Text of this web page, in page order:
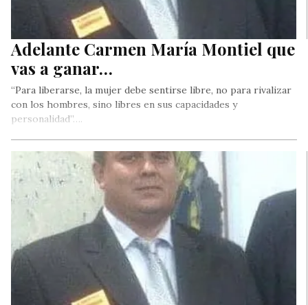
Adelante Carmen María Montiel que
vas a ganar…
“Para liberarse, la mujer debe sentirse libre, no para rivalizar
con los hombres, sino libres en sus capacidades y
personalidad”….